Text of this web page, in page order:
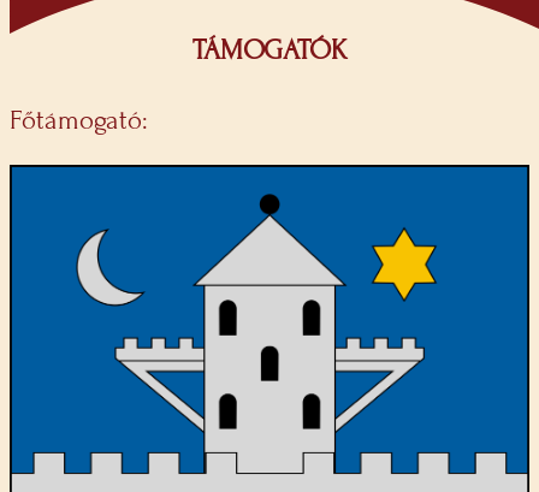
TÁMOGATÓK
Főtámogató: